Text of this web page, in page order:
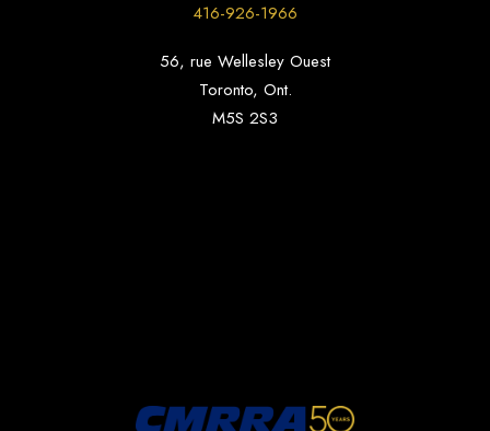
416-926-1966
56, rue Wellesley Ouest
Toronto, Ont.
M5S 2S3